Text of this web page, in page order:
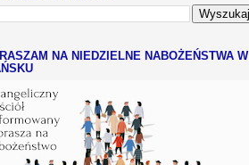
NA NIEDZIELNE NABOŻEŃSTWA W